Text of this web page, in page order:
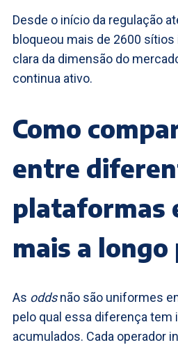
Desde o início da regulação
bloqueou mais de 2600 sítios
clara da dimensão do
continua ativo.
Como
entre
plataformas
mais a longo
As oddsnão são uniformes
pelo qual essa diferença tem
acumulados. Cada operador